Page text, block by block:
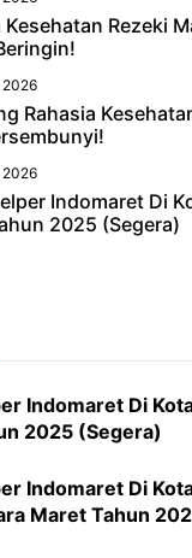
Kesehatan Rezeki
2026
Rahasia
2026
Indomaret Di
2025 (Segera)
Indomaret Di
2025 (Segera)
Indomaret Di
Maret Tahun